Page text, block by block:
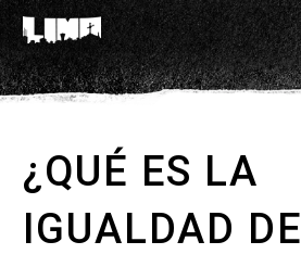
¿QUÉ ES LA
IGUALDAD DE